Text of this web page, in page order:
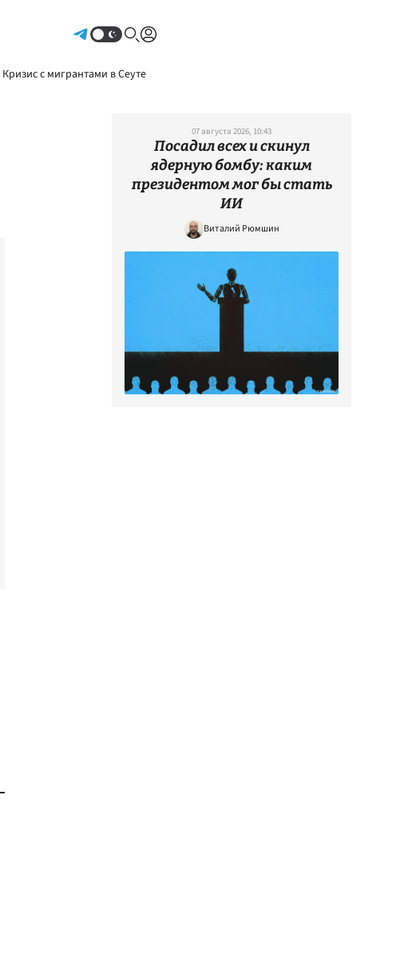
Кризис с мигрантами в Сеуте
07 августа 2026, 10:43
Посадил всех и скинул
ядерную бомбу: каким
президентом мог бы стать
ИИ
Виталий Рюмшин